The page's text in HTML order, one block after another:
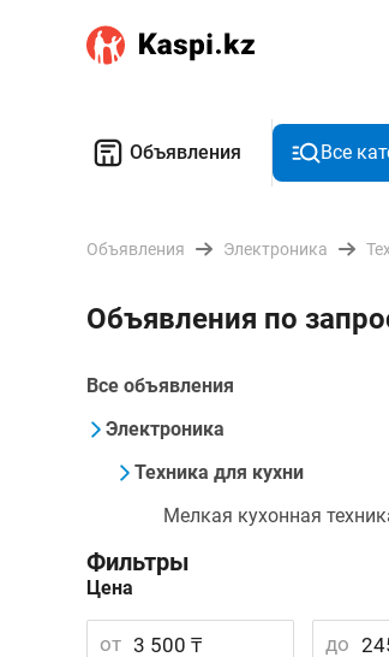
Объявления Все
Объявления Электроника
Объявления по
Все объявления
Электроника
Техника для кухни
Мелкая кухонная
Фильтры
Цена
от до